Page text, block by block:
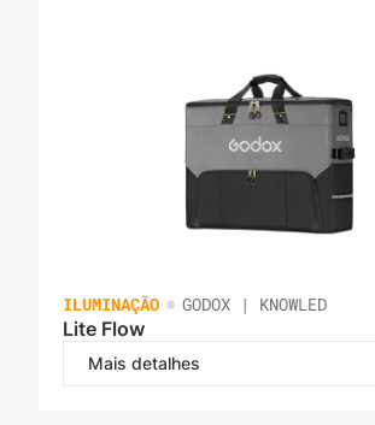
ILUMINAÇÃO •GODOX | KNOWLED
Lite Flow
Mais detalhes